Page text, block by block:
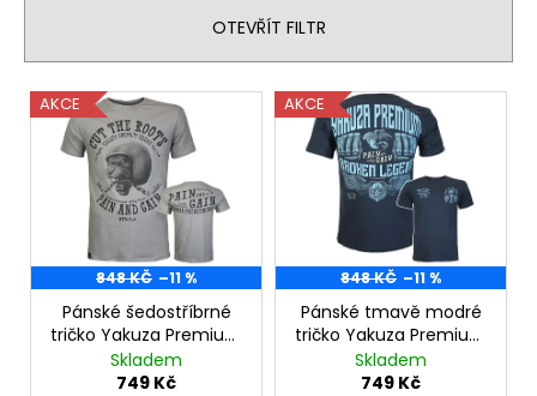
r
o
ů
OTEVŘÍT FILTR
V
ý
r
AKCE
848 KČ –11 %
Pánské šedostříbrné
tričko Yakuza Premium
YPS 3901 – Cut the
Roots
Skladem
749 Kč
AKCE
848 KČ –11 %
Pánské tmavě modré
tričko Yakuza Premium
YPS 3906 – Broken
Legend
Skladem
749 Kč